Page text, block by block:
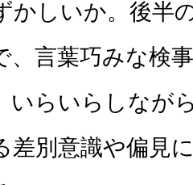
かしいか。後半
、言葉巧みな検
いらいらしなが
差別意識や偏見